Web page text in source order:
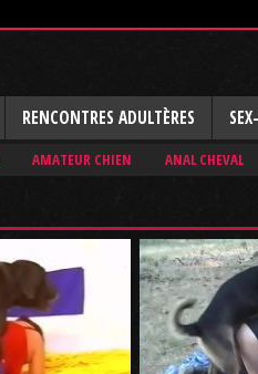
RENCONTRES ADULTÈRES
AMATEUR CHIEN ANAL CHEVAL